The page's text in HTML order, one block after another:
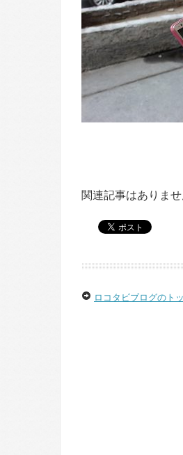
関連記事はありませ
ロコタビブログのト